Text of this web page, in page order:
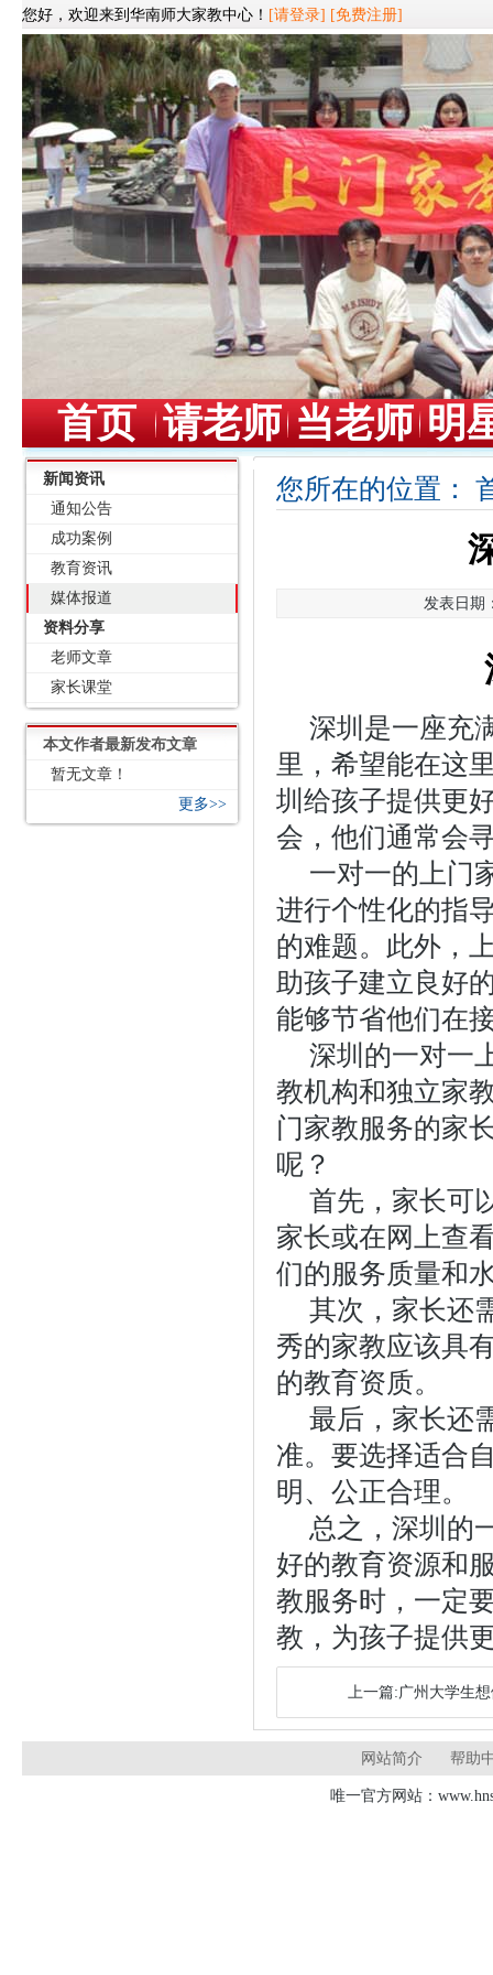
您好，欢迎来到华南师大家教中心！ [请登录] [免费注册]
首页 请老师 当老师 明
新闻资讯
通知公告
成功案例
教育资讯
媒体报道
资料分享
老师文章
家长课堂
本文作者最新发布文章
暂无文章！
更多>>
您所在的位置：
发表日期
深圳是一座充
里，希望能在这
圳给孩子提供更
会，他们通常会
一对一的上门
进行个性化的指
的难题。此外，
助孩子建立良好
能够节省他们在
深圳的一对一
教机构和独立家
门家教服务的家
呢？
首先，家长可
家长或在网上查
们的服务质量和
其次，家长还
秀的家教应该具
的教育资质。
最后，家长还
准。要选择适合
明、公正合理。
总之，深圳的
好的教育资源和
教服务时，一定
教，为孩子提供
上一篇:广州大学生
网站简介 帮助
唯一官方网站：